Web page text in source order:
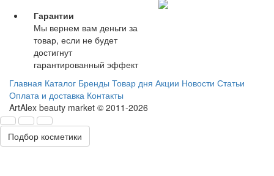
Гарантии
Мы вернем вам деньги за
товар, если не будет
достигнут
гарантированный эффект
Главная Каталог Бренды Товар дня Акции Новости Статьи
Оплата и доставка Контакты
ArtAlex beauty market © 2011-2026
Подбор косметики